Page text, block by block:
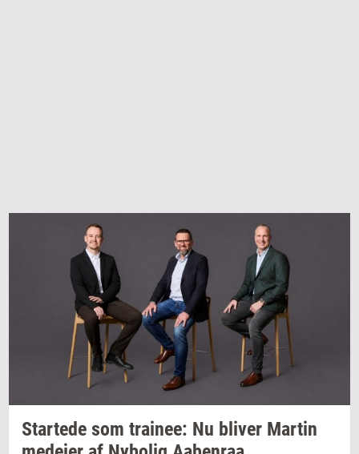
Star­te­de som trai­nee: Nu bli­ver Mar­tin